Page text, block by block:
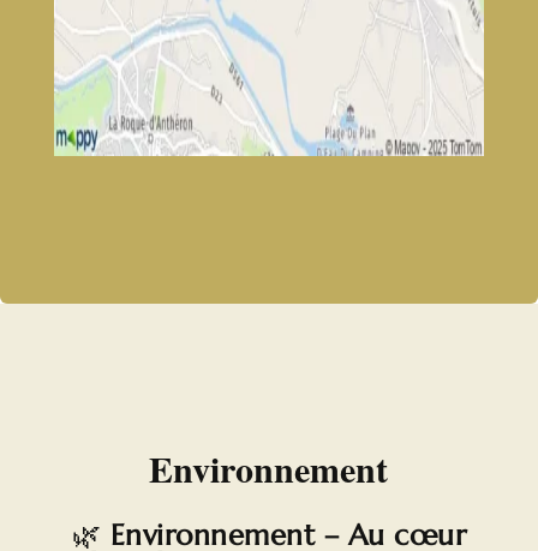
Environnement
🌿 Environnement – Au cœur